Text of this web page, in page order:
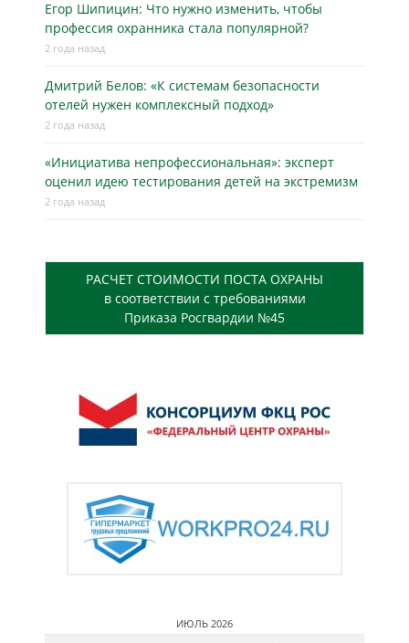
Егор Шипицин: Что нужно изменить, чтобы
профессия охранника стала популярной?
2 года назад
Дмитрий Белов: «К системам безопасности
отелей нужен комплексный подход»
2 года назад
«Инициатива непрофессиональная»: эксперт
оценил идею тестирования детей на экстремизм
2 года назад
РАСЧЕТ СТОИМОСТИ ПОСТА ОХРАНЫ
в соответствии с требованиями
Приказа Росгвардии №45
ИЮЛЬ 2026